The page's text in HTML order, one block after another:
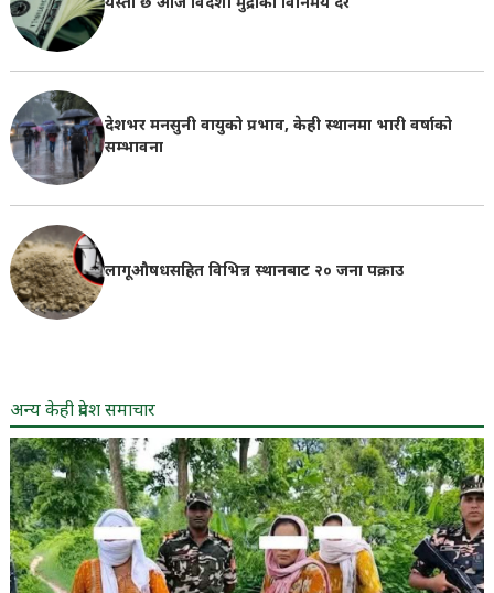
देशभर मनसुनी वायुको प्रभाव, केही स्थानमा भारी वर्षाको
सम्भावना
लागूऔषधसहित विभिन्न स्थानबाट २० जना पक्राउ
अन्य केही प्रदेश समाचार